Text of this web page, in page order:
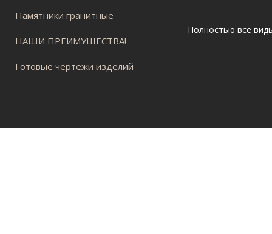
Памятники гранитные
НАШИ ПРЕИМУЩЕСТВА!
Готовые чертежи изделий
Полностью все